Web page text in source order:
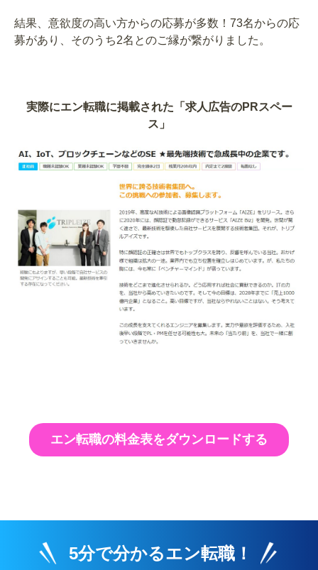
結果、意欲度の高い方からの応募が多数！73名からの応
募があり、そのうち2名とのご縁が繋がりました。
実際にエン転職に掲載された「求人広告のPRスペー
ス」
エン転職の料金表をダウンロードする
5分で分かるエン転職！